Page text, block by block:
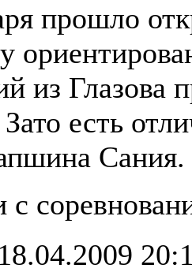
прошло
из
Зато есть